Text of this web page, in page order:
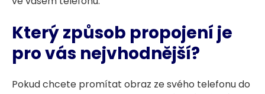
Který způsob propojení je
pro vás nejvhodnější?
Pokud chcete promítat obraz ze svého telefonu do